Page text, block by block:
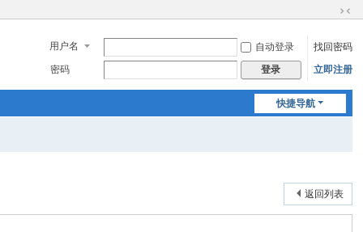
换
到
窄
用户名 自动登录
找回密码
密码
登录 立即注册
快捷导航
返回列表